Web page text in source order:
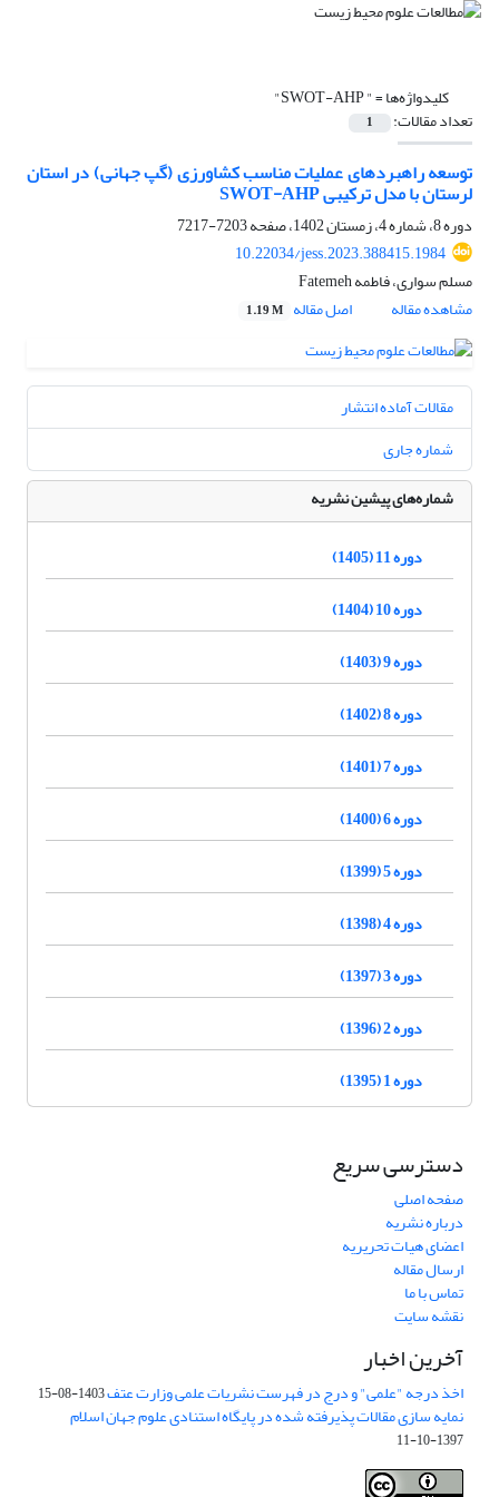
کلیدواژه‌ها =" SWOT-AHP"
تعداد مقالات: 1
توسعه راهبردهای عملیات مناسب کشاورزی (گپ جهانی) در استان
لرستان با مدل ترکیبی SWOT-AHP
دوره 8، شماره 4، زمستان 1402، صفحه
7203-7217
10.22034/jess.2023.388415.1984
مسلم سواری، فاطمه Fatemeh
مشاهده مقاله
اصل مقاله 1.19 M
مقالات آماده انتشار
شماره جاری
شماره‌های پیشین نشریه
دوره 11 (1405)
دوره 10 (1404)
دوره 9 (1403)
دوره 8 (1402)
دوره 7 (1401)
دوره 6 (1400)
دوره 5 (1399)
دوره 4 (1398)
دوره 3 (1397)
دوره 2 (1396)
دوره 1 (1395)
دسترسی سریع
صفحه اصلی
درباره نشریه
اعضای هیات تحریریه
ارسال مقاله
تماس با ما
نقشه سایت
آخرین اخبار
اخذ درجه "علمی" و درج در فهرست نشریات علمی وزارت عتف1403-08-15
نمایه سازی مقالات پذیرفته شده در پایگاه استنادی علوم جهان اسلام
1397-10-11